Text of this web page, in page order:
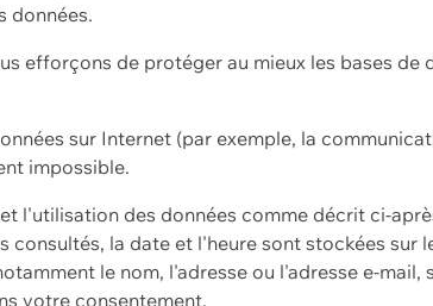
données.
efforçons de protéger au mieux les bases
sur Internet (par exemple, la
impossible.
l'utilisation des données comme décrit ci-
la date et l'heure sont stockées
le nom, l'adresse ou l'adresse e-
votre consentement.